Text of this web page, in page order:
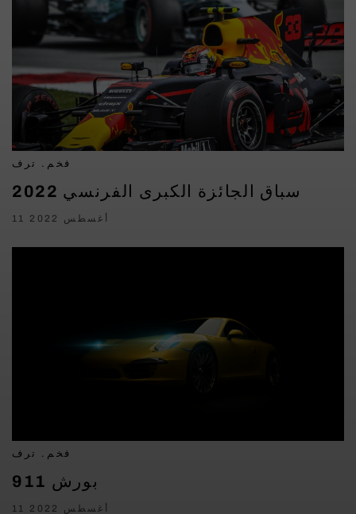
فخم. ترف
سباق الجائزة الكبرى الفرنسي 2022
11 أغسطس 2022
فخم. ترف
بورش 911
11 أغسطس 2022